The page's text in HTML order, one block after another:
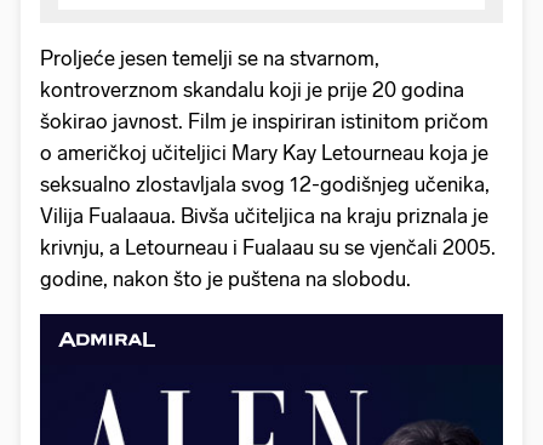
Proljeće jesen temelji se na stvarnom,
kontroverznom skandalu koji je prije 20 godina
šokirao javnost. Film je inspiriran istinitom pričom
o američkoj učiteljici Mary Kay Letourneau koja je
seksualno zlostavljala svog 12-godišnjeg učenika,
Vilija Fualaaua. Bivša učiteljica na kraju priznala je
krivnju, a Letourneau i Fualaau su se vjenčali 2005.
godine, nakon što je puštena na slobodu.